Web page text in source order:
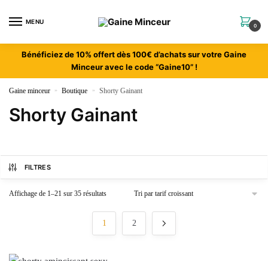
MENU
0
Bénéficiez de 10% offert dès 100€ d’achats sur votre Gaine
Minceur avec le code “Gaine10” !
Gaine minceur » Boutique » Shorty Gainant
Shorty Gainant
FILTRES
Affichage de 1–21 sur 35 résultats
1 2